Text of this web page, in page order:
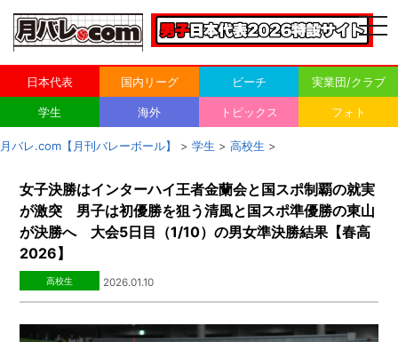
日本代表 国内リーグ ビーチ 実業団/クラブ
学生 海外 トピックス フォト
月バレ.com【月刊バレーボール】 > 学生 > 高校生 >
女子決勝はインターハイ王者金蘭会と国スポ制覇の就実
が激突 男子は初優勝を狙う清風と国スポ準優勝の東山
が決勝へ 大会5日目（1/10）の男女準決勝結果【春高
2026】
高校生 2026.01.10